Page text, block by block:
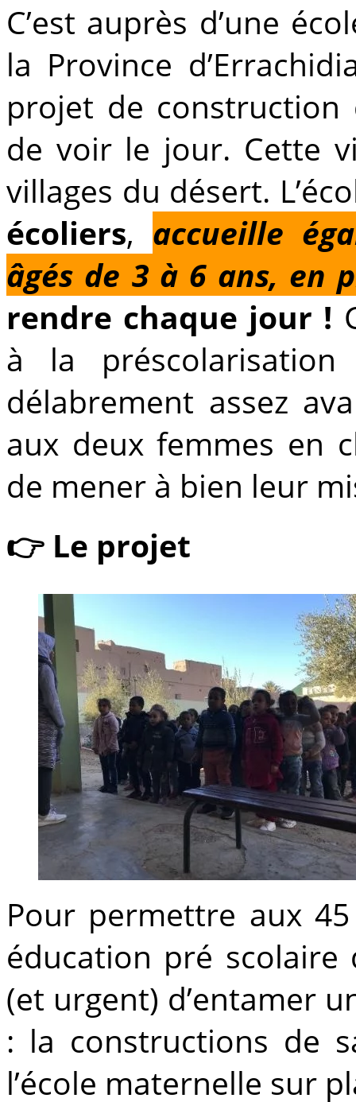
C’est auprès d’une
la Province
projet de construction
de voir le jour. Cette
villages du désert.
écoliers, accueille
âgés de 3 à 6 ans, en
rendre chaque jour !
à la
délabrement assez
aux deux femmes en
de mener à bien leur
👉 Le projet
Pour permettre aux
éducation pré
(et urgent) d’entamer
: la constructions de
l’école maternelle sur